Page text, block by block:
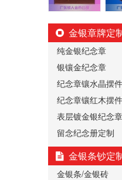
金银章牌定
纯金银纪念章
银镶金纪念章
纪念章镶水晶摆件
纪念章镶红木摆件
表层镀金银纪念章
留念纪念册定制
金银条钞定
金银条/金银砖